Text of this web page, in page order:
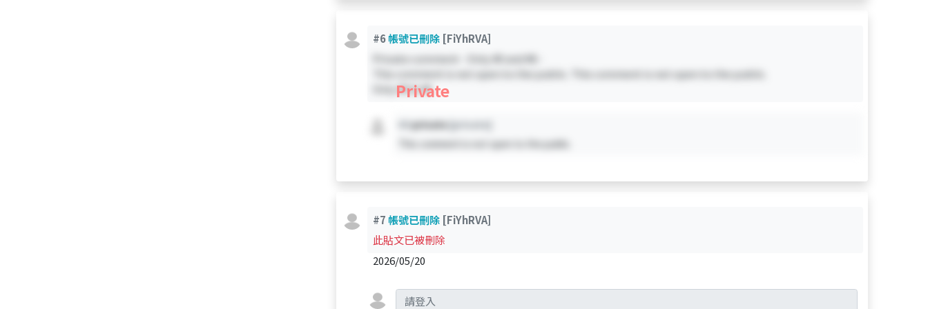
#6帳號已刪除 [FiYhRVA]
Private comment - Only #0 and #6 -
This comment is not open to the public. This comment is not open to the public.
Only #0 & #6
Private
private [private]
This comment is not open to the public.
#7帳號已刪除 [FiYhRVA]
此貼文已被刪除
2026/05/20